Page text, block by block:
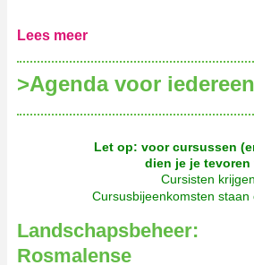
Lees meer
>‍Agenda voor iedereen
Let op: voor cursussen
dien je je tevoren
Cursisten
Cursusbijeenkomsten staan
Landschapsbeheer:
Rosmalense